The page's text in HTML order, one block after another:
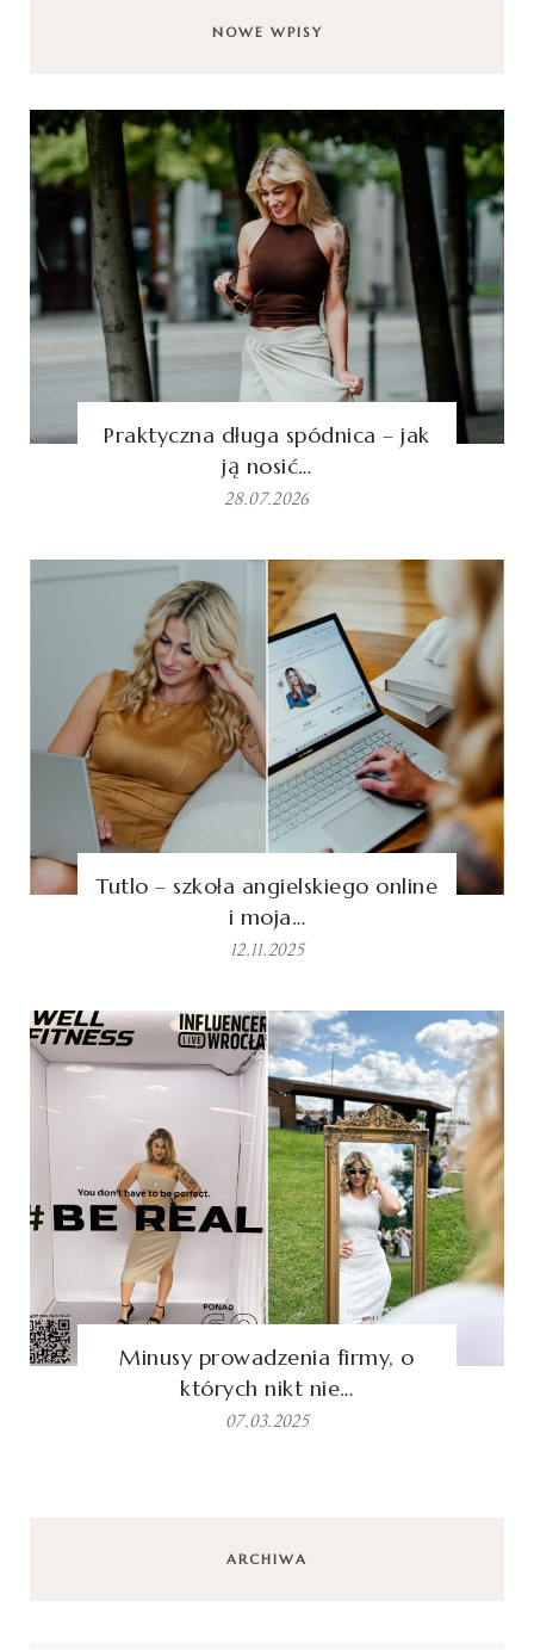
NOWE WPISY
Praktyczna długa spódnica – jak
ją nosić…
28.07.2026
Tutlo – szkoła angielskiego online
i moja…
12.11.2025
Minusy prowadzenia firmy, o
których nikt nie…
07.03.2025
ARCHIWA